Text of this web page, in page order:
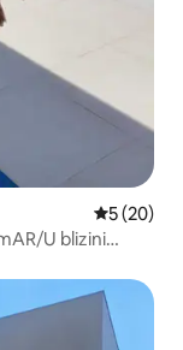
Prosječna
5 (20)
U blizini